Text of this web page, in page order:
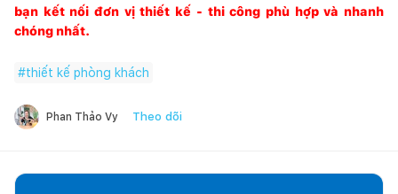
bạn kết nối đơn vị thiết kế - thi công phù hợp và nhanh
chóng nhất.
#thiết kế phòng khách
Phan Thảo Vy Theo dõi